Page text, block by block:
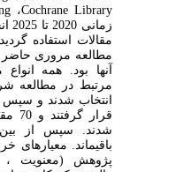
Cochrane Library،
مقالات استفاده
مطالعه مروری حاضر
آنها بود. همه
انتخاب شدند و سپس
قرار
باقیماند. معیارهای
پژوهش (معنویت ،